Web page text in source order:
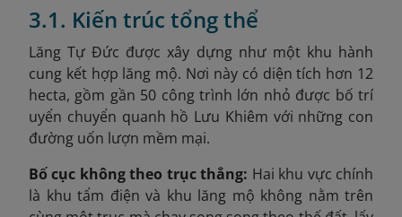
3.1. Kiến trúc tổng thể
Lăng Tự Đức được xây dựng như một khu hành
cung kết hợp lăng mộ. Nơi này có diện tích hơn 12
hecta, gồm gần 50 công trình lớn nhỏ được bố trí
uyển chuyển quanh hồ Lưu Khiêm với những con
đường uốn lượn mềm mại.
Bố cục không theo trục thẳng: Hai khu vực chính
là khu tẩm điện và khu lăng mộ không nằm trên